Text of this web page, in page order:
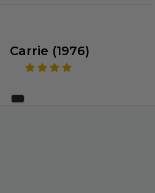
Carrie (1976)